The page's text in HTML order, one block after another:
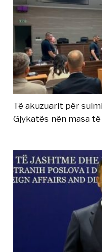
Të akuzuarit për
Gjykatës nën masa